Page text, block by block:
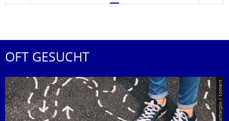
OFT GESUCHT
© Smarterpix / tomert